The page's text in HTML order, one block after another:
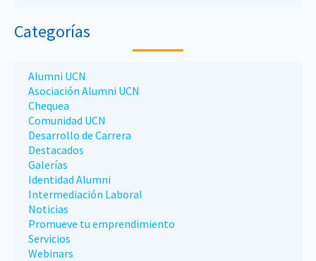
Categorías
Alumni UCN
Asociación Alumni UCN
Chequea
Comunidad UCN
Desarrollo de Carrera
Destacados
Galerías
Identidad Alumni
Intermediación Laboral
Noticias
Promueve tu emprendimiento
Servicios
Webinars